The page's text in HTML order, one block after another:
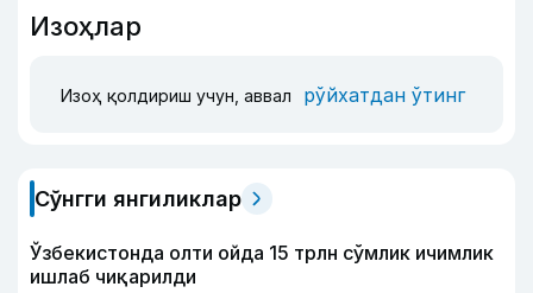
Изоҳлар
Изоҳ қолдириш учун, аввал рўйхатдан ўтинг
Сўнгги янгиликлар
Ўзбекистонда олти ойда 15 трлн сўмлик ичимлик
ишлаб чиқарилди